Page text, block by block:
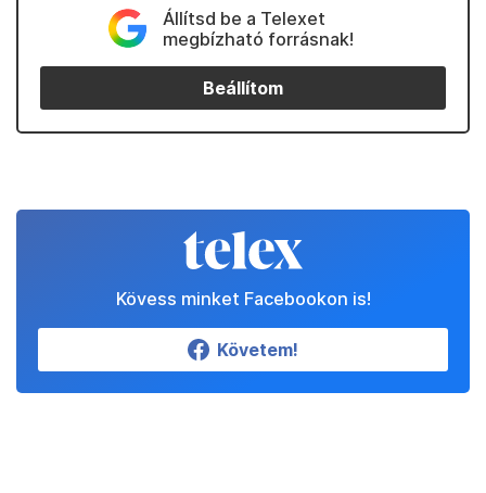
Állítsd be a Telexet
megbízható forrásnak!
Beállítom
Kövess minket Facebookon is!
Követem!